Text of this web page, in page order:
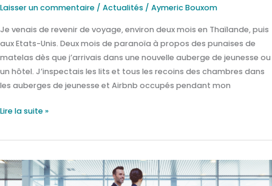
Laisser un commentaire / Actualités / Aymeric Bouxom
Je venais de revenir de voyage, environ deux mois en Thaïlande, puis
aux Etats-Unis. Deux mois de paranoïa à propos des punaises de
matelas dès que j’arrivais dans une nouvelle auberge de jeunesse ou
un hôtel. J’inspectais les lits et tous les recoins des chambres dans
les auberges de jeunesse et Airbnb occupés pendant mon
Lire la suite »
Punaises
de